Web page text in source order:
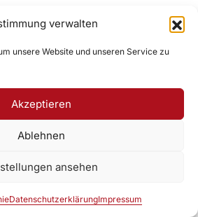
verwalten
unsere Website und unseren Service zu
Akzeptieren
Ablehnen
ansehen
DatenschutzerklärungImpressum
Unser YouTube-Kanal
Zur DAV Webseite